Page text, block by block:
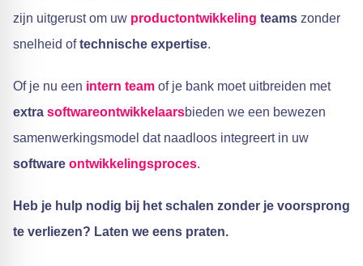
zijn uitgerust om uw productontwikkeling teams zonder
snelheid oftechnische expertise.
Of je nu een intern team of je bank moet uitbreiden met
extra softwareontwikkelaarsbieden we een bewezen
samenwerkingsmodel dat naadloos integreert in uw
software ontwikkelingsproces.
Heb je hulp nodig bij het schalen zonder je voorsprong
te verliezen? Laten we eens praten.